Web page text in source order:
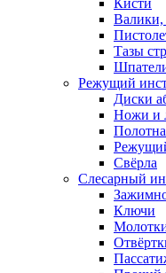
Валики,
Тазы
Режущий
Диски
Ножи и
Свёрла
Слесарный
Ключи